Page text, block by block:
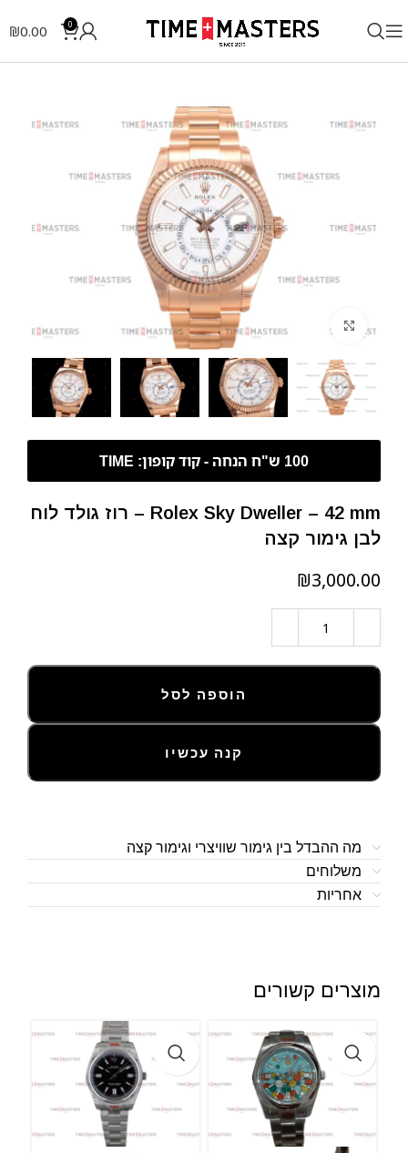
0
₪0.00
לחצו להגדלה
Rolex Sky Dweller – 42 mm – רוז גולד לוח
לבן גימור קצה
₪
הוספה לסל
קנה עכשיו
מה ההבדל בין גימור שוויצרי וגימור קצה
משלוחים
אחריות
מוצרים קשורים